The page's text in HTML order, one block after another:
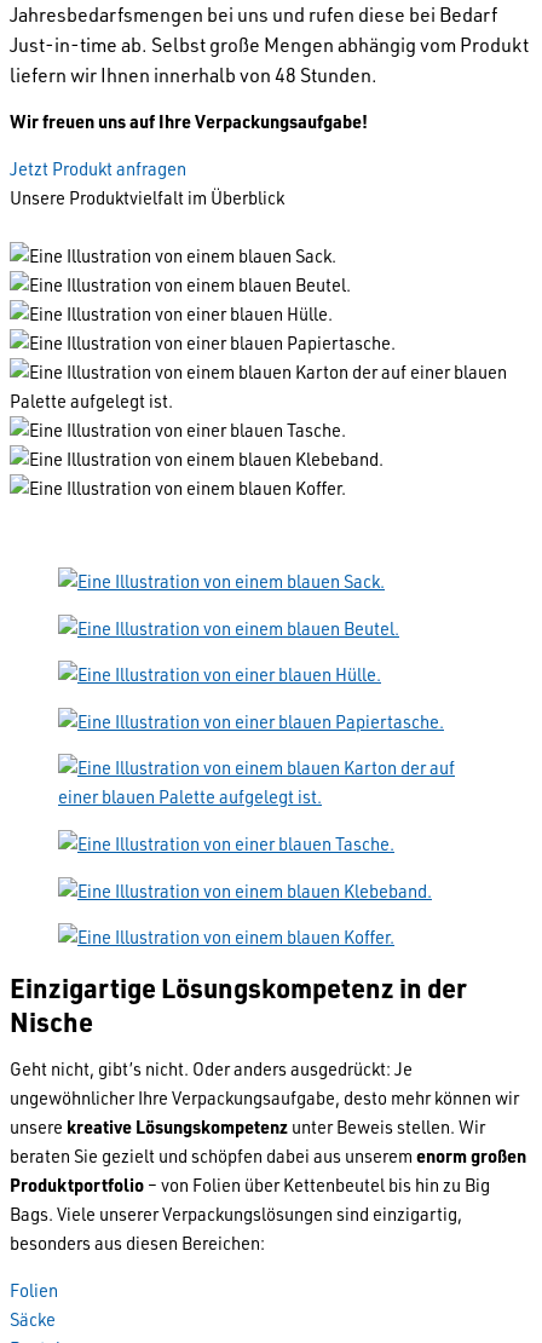
Jahresbedarfsmengen bei uns und rufen diese bei Bedarf
Just-in-time ab. Selbst große Mengen abhängig vom Produkt
liefern wir Ihnen innerhalb von 48 Stunden.
Wir freuen uns auf Ihre Verpackungsaufgabe!
Jetzt Produkt anfragen
Unsere Produktvielfalt im Überblick
Einzigartige Lösungskompetenz in der
Nische
Geht nicht, gibt’s nicht. Oder anders ausgedrückt: Je
ungewöhnlicher Ihre Verpackungsaufgabe, desto mehr können wir
unsere kreative Lösungskompetenz unter Beweis stellen. Wir
beraten Sie gezielt und schöpfen dabei aus unserem enorm großen
Produktportfolio – von Folien über Kettenbeutel bis hin zu Big
Bags. Viele unserer Verpackungslösungen sind einzigartig,
besonders aus diesen Bereichen:
Folien
Säcke